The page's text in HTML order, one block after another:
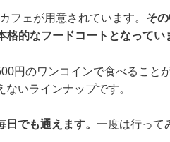
フェが用意されています。 そ
的なフードコートとなってい
円のワンコインで食べること
いラインナップです。
でも通えます。 一度は行って